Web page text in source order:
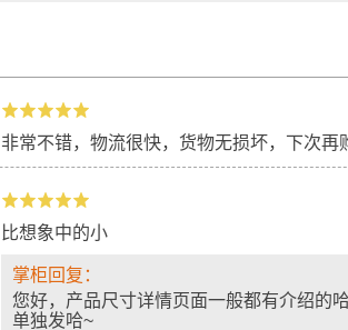
非常不错，物流很快，货物无损坏，下次再
比想象中的小
掌柜回复：
您好，产品尺寸详情页面一般都有介绍的
单独发哈~